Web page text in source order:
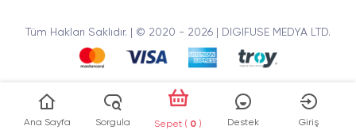
Tüm Hakları Saklıdır. | © 2020 - 2026 | DIGIFUSE MEDYA LTD.
Ana Sayfa Sorgula Sepet ( 0 ) Destek Giriş